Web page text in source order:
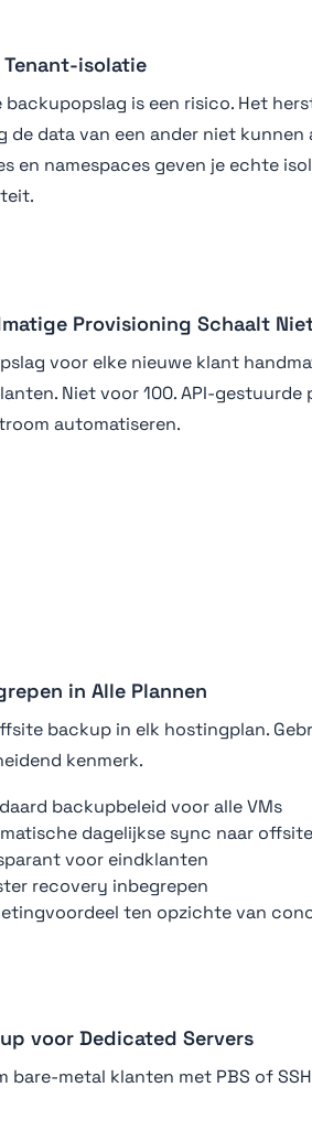
Tenant-isolatie
backupopslag is een risico. Het
de data van een ander niet kunnen
en namespaces geven je echte
Provisioning Schaalt
voor elke nieuwe klant
Niet voor 100. API-
automatiseren.
in Alle Plannen
backup in elk hostingplan.
kenmerk.
backupbeleid voor alle VMs
dagelijkse sync naar offsite
voor eindklanten
recovery inbegrepen
ten opzichte van
voor Dedicated Servers
bare-metal klanten met PBS of